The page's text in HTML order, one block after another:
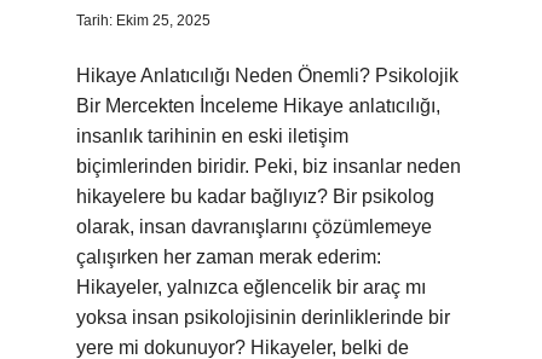
Tarih: Ekim 25, 2025
Hikaye Anlatıcılığı Neden Önemli? Psikolojik
Bir Mercekten İnceleme Hikaye anlatıcılığı,
insanlık tarihinin en eski iletişim
biçimlerinden biridir. Peki, biz insanlar neden
hikayelere bu kadar bağlıyız? Bir psikolog
olarak, insan davranışlarını çözümlemeye
çalışırken her zaman merak ederim:
Hikayeler, yalnızca eğlencelik bir araç mı
yoksa insan psikolojisinin derinliklerinde bir
yere mi dokunuyor? Hikayeler, belki de